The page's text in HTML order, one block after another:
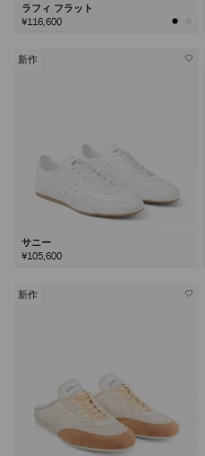
ラフィ フラット
¥116,600
新作
サニー
¥105,600
新作